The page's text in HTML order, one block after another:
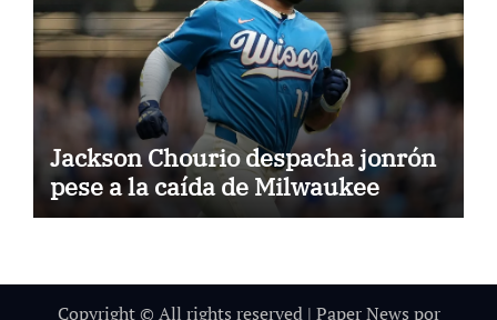
Jackson Chourio despacha jonrón
pese a la caída de Milwaukee
Copyright © All rights reserved | Paper News por